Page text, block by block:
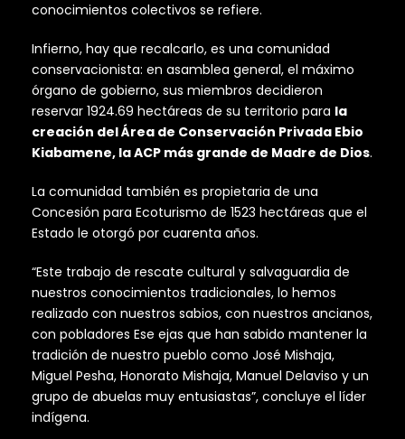
conocimientos colectivos se refiere.
Infierno, hay que recalcarlo, es una comunidad
conservacionista: en asamblea general, el máximo
órgano de gobierno, sus miembros decidieron
reservar 1924.69 hectáreas de su territorio para la
creación del Área de Conservación Privada Ebio
Kiabamene, la ACP más grande de Madre de Dios.
La comunidad también es propietaria de una
Concesión para Ecoturismo de 1523 hectáreas que el
Estado le otorgó por cuarenta años.
“Este trabajo de rescate cultural y salvaguardia de
nuestros conocimientos tradicionales, lo hemos
realizado con nuestros sabios, con nuestros ancianos,
con pobladores Ese ejas que han sabido mantener la
tradición de nuestro pueblo como José Mishaja,
Miguel Pesha, Honorato Mishaja, Manuel Delaviso y un
grupo de abuelas muy entusiastas”, concluye el líder
indígena.